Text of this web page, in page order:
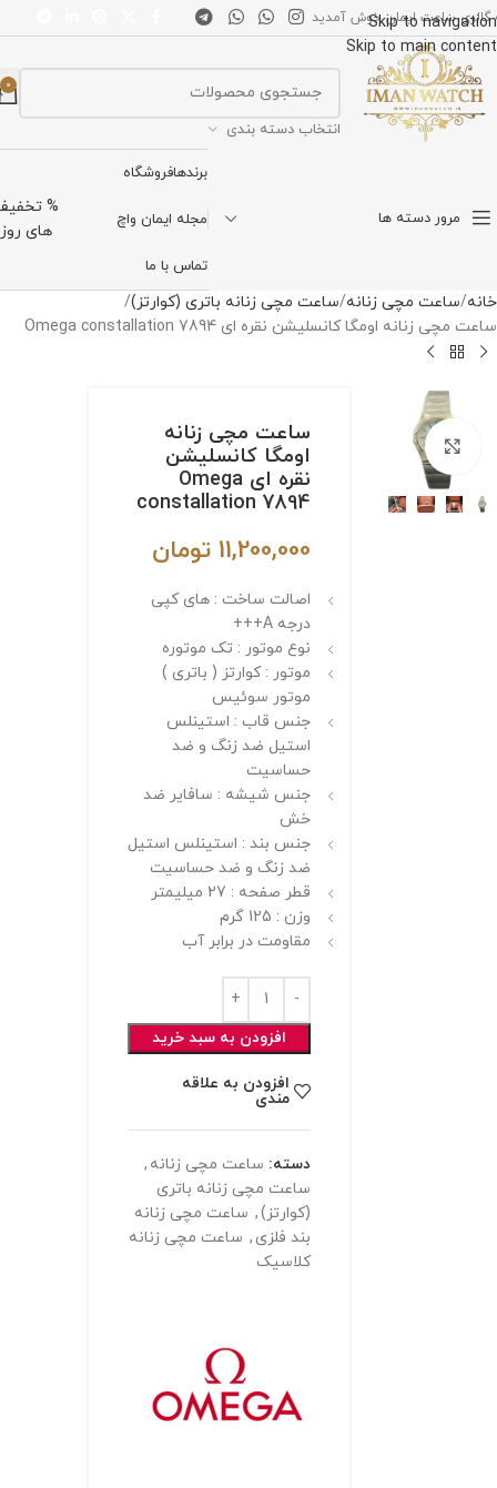
Skip to navigation
Skip to main content
گالری ساعت ایمان خوش آمدید
انتخاب دسته بندی
0
مرور دسته ها
برندهافروشگاه
مجله ایمان واچ
تماس با ما
%
های روز
خانه ساعت مچی زنانه ساعت مچی زنانه باتری (کوارتز)
ساعت مچی زنانه اومگا کانسلیشن نقره ای Omega constallation 7894
برای بزرگنمایی کلیک کنیدساعت مچی زنانه
اومگا کانسلیشن
نقره ای Omega
constallation 7894
11,200,000 تومان
اصالت ساخت : های کپی
درجه A+++
نوع موتور : تک موتوره
موتور : کوارتز ( باتری )
موتور سوئیس
جنس قاب : استینلس
استیل ضد زنگ و ضد
حساسیت
جنس شیشه : سافایر ضد
خش
جنس بند : استینلس استیل
ضد زنگ و ضد حساسیت
قطر صفحه : 27 میلیمتر
وزن : 125 گرم
مقاومت در برابر آب
افزودن به سبد خرید
افزودن به علاقه
مندی
دسته: ساعت مچی زنانه ,
ساعت مچی زنانه باتری
(کوارتز), ساعت مچی زنانه
بند فلزی , ساعت مچی زنانه
کلاسیک